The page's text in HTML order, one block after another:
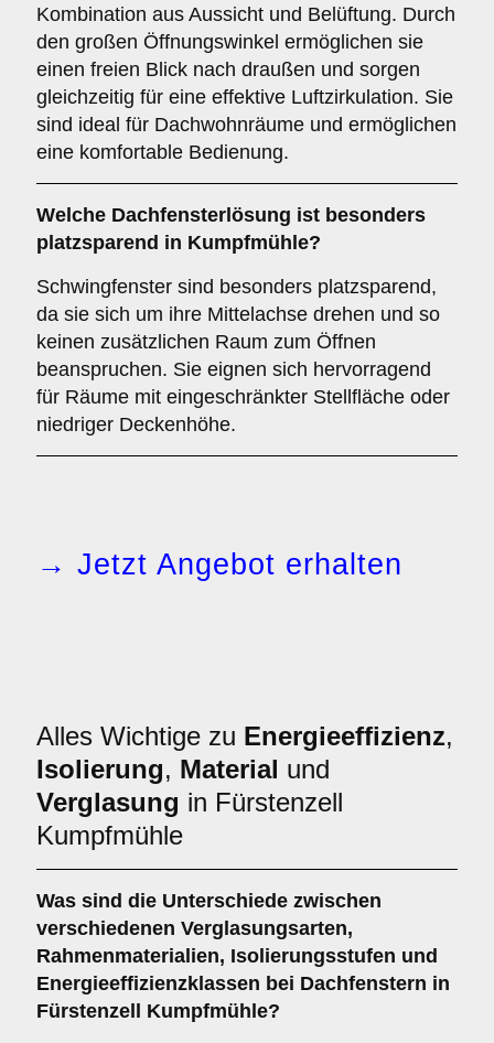
Kombination aus Aussicht und Belüftung. Durch
den großen Öffnungswinkel ermöglichen sie
einen freien Blick nach draußen und sorgen
gleichzeitig für eine effektive Luftzirkulation. Sie
sind ideal für Dachwohnräume und ermöglichen
eine komfortable Bedienung.
Welche Dachfensterlösung ist besonders
platzsparend in Kumpfmühle?
Schwingfenster sind besonders platzsparend,
da sie sich um ihre Mittelachse drehen und so
keinen zusätzlichen Raum zum Öffnen
beanspruchen. Sie eignen sich hervorragend
für Räume mit eingeschränkter Stellfläche oder
niedriger Deckenhöhe.
→ Jetzt Angebot erhalten
Alles Wichtige zu Energieeffizienz,
Isolierung, Material und
Verglasung in Fürstenzell
Kumpfmühle
Was sind die Unterschiede zwischen
verschiedenen Verglasungsarten,
Rahmenmaterialien, Isolierungsstufen und
Energieeffizienzklassen bei Dachfenstern in
Fürstenzell Kumpfmühle?